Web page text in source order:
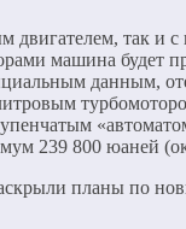
так и с
машина будет
данным,
239 800 юаней